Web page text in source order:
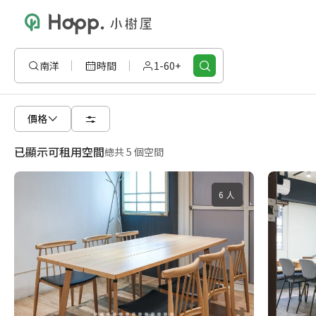
南洋 時間 1-60+
價格
已顯示可租用空間總共 5 個空間
6 人